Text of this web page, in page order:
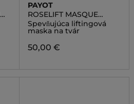
PAYOT
ROSELIFT MASQUE
TENSEUR LIFTANT
Spevňujúca liftingová
maska na tvár
50,00 €